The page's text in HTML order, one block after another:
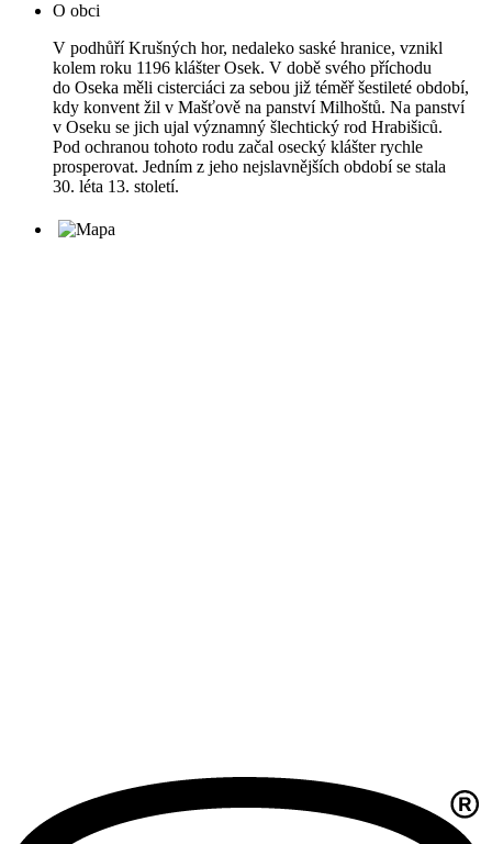
O obci
V podhůří Krušných hor, nedaleko saské hranice, vznikl
kolem roku 1196 klášter Osek. V době svého příchodu
do Oseka měli cisterciáci za sebou již téměř šestileté období,
kdy konvent žil v Mašťově na panství Milhoštů. Na panství
v Oseku se jich ujal významný šlechtický rod Hrabišiců.
Pod ochranou tohoto rodu začal osecký klášter rychle
prosperovat. Jedním z jeho nejslavnějších období se stala
30. léta 13. století.